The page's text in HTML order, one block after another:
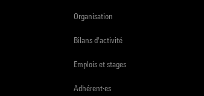
Organisation
Bilans d'activité
Emplois et stages
Adhérent·es